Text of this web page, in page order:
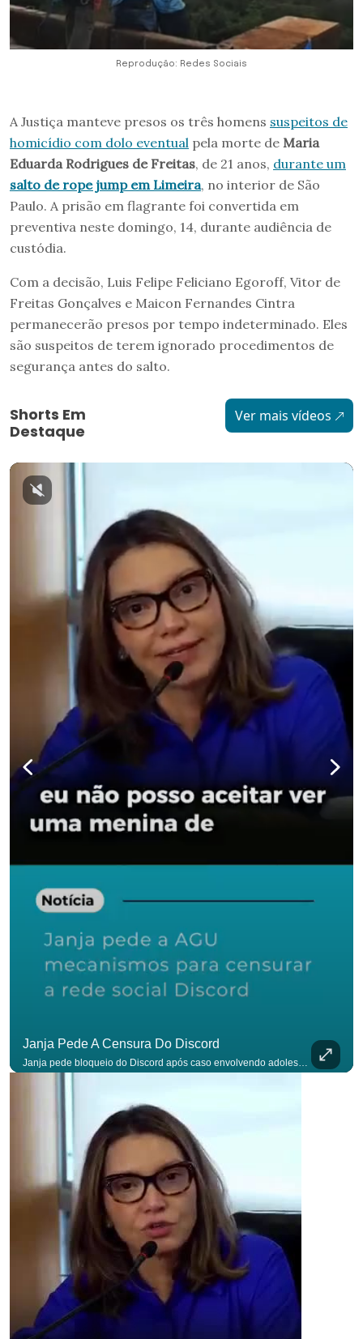
Reprodução: Redes Sociais
A Justiça manteve presos os três homens suspeitos de
homicídio com dolo eventual pela morte de Maria
Eduarda Rodrigues de Freitas, de 21 anos, durante um
salto de rope jump em Limeira, no interior de São
Paulo. A prisão em flagrante foi convertida em
preventiva neste domingo, 14, durante audiência de
custódia.
Com a decisão, Luis Felipe Feliciano Egoroff, Vitor de
Freitas Gonçalves e Maicon Fernandes Cintra
permanecerão presos por tempo indeterminado. Eles
são suspeitos de terem ignorado procedimentos de
segurança antes do salto.
Shorts Em
Destaque
Ver mais vídeos
Janja Pede A Censura Do Discord
Janja pede bloqueio do Discord após caso envolvendo adolescente: “Precisamos tirar do ar”. #OAntagonista Se você busca informação com credibilidade, inscreva-se agora e ative o